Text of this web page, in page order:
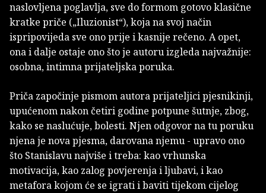
naslovljena poglavlja, sve do formom gotovo klasične
kratke priče („Iluzionist“), koja na svoj način
ispripovijeda sve ono prije i kasnije rečeno. A opet,
ona i dalje ostaje ono što je autoru izgleda najvažnije:
osobna, intimna prijateljska poruka.
Priča započinje pismom autora prijateljici pjesnikinji,
upućenom nakon četiri godine potpune šutnje, zbog,
kako se naslućuje, bolesti. Njen odgovor na tu poruku
njena je nova pjesma, darovana njemu - upravo ono
što Stanislavu najviše i treba: kao vrhunska
motivacija, kao zalog povjerenja i ljubavi, i kao
metafora kojom će se igrati i baviti tijekom cijelog